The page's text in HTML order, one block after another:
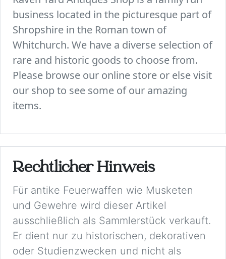
business located in the picturesque part of
Shropshire in the Roman town of
Whitchurch. We have a diverse selection of
rare and historic goods to choose from.
Please browse our online store or else visit
our shop to see some of our amazing
items.
Rechtlicher Hinweis
Für antike Feuerwaffen wie Musketen
und Gewehre wird dieser Artikel
ausschließlich als Sammlerstück verkauft.
Er dient nur zu historischen, dekorativen
oder Studienzwecken und nicht als